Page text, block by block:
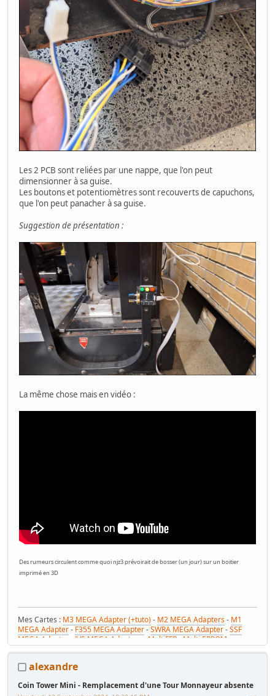
Les 2 PCB sont reliées par une nappe, que l'on peut
dimensionner à sa guise.
Les boutons et potentiomètres sont recouverts de capuchons,
que l'on peut panacher à sa guise.
Suggestion de présentation :
La même chose mais en vidéo :
Des rumeurs circulent comme quoi njz3 prévoirait de bosser (un jour) sur un boitier
imprimé en 3D
Mes Cartes : M3 MEGA Adapter (+tuto) - M2 MEGA Adapters- M1
MEGA Adapter- F355 MEGA Adapter-SWRA MEGA Adapter-SSF
MEGA Adapter
JVS MEGA Adapters
MultiFFB : Multi EPROM pour
Driveboard SEGA-M2toM3-Coin Tower Mini-VR Button Panel
RaceCab Multi sur Initial D
Mes WIP :Fast & Furious Super Bikes -Daytona USA 2 Twin-Time
alexandre
Coin Tower Mini - Remplacement d'une Tour Monnayeur absente